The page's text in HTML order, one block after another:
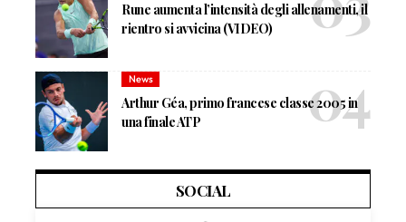
Rune aumenta l’intensità degli allenamenti, il
rientro si avvicina (VIDEO)
News
Arthur Géa, primo francese classe 2005 in
una finale ATP
SOCIAL